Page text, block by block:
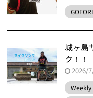
城ヶ島
ク！！
2026/
Weekly